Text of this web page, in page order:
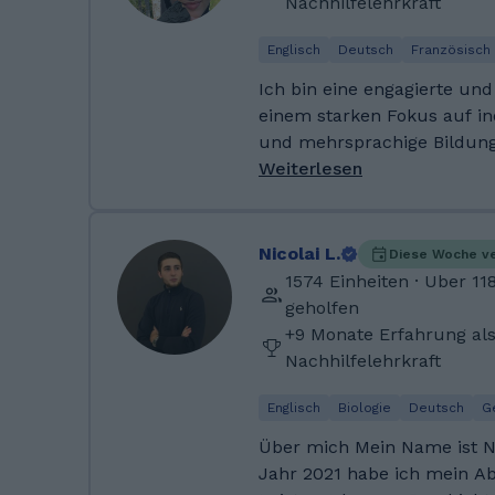
Universität München
Quantenfeldtheorie
Themen der angewandten
Quantentechnologien und
Englisch Deutsch Französisch
Ich bin eine engagierte
einem starken Fokus auf
und mehrsprachige
aufgewachsenes
Englisch und Französisch
(C2). Als Polyglottin bringe ich ein tiefes Verständnis
für Sprachen und
unterrichte nicht nur
sondern auch die Fächer
meinen Unterricht flexibel
und die Bedürfnisse
kompletten Anfängern bis
Universitätsniveau. Zusätzlich bin ich als
Weiterlesen
Nicolai L. Diese Woche
1574 Einheiten · Uber
geholfen
+9 Monate Erfahrung
Nachhilfelehrkraft
Englisch Biologie Deutsch
Über mich Mein Name ist Nicolai Lottmann. Im
Jahr 2021 habe ich mein